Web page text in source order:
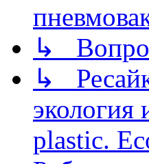
↳
↳
plastic.